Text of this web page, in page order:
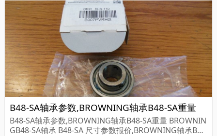
EXNORD轴承M...
B48-SA轴承参数,BROWNING轴承B48-SA重量
B48-SA轴承参数,BROWNING轴承B48-SA重量 BROWNIN
GB48-SA轴承 B48-SA 尺寸参数报价,BROWNING轴承B48